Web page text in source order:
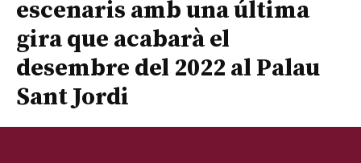
escenaris amb una última
gira que acabarà el
desembre del 2022 al Palau
Sant Jordi